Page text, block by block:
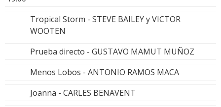
Tropical Storm - STEVE BAILEY y VICTOR
WOOTEN
Prueba directo - GUSTAVO MAMUT MUÑOZ
Menos Lobos - ANTONIO RAMOS MACA
Joanna - CARLES BENAVENT